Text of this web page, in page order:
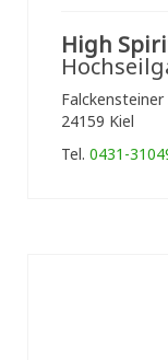
High
24159 Kiel
Tel. 0431-